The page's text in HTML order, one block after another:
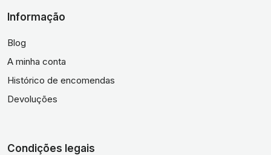
Informação
Blog
A minha conta
Histórico de encomendas
Devoluções
Condições legais